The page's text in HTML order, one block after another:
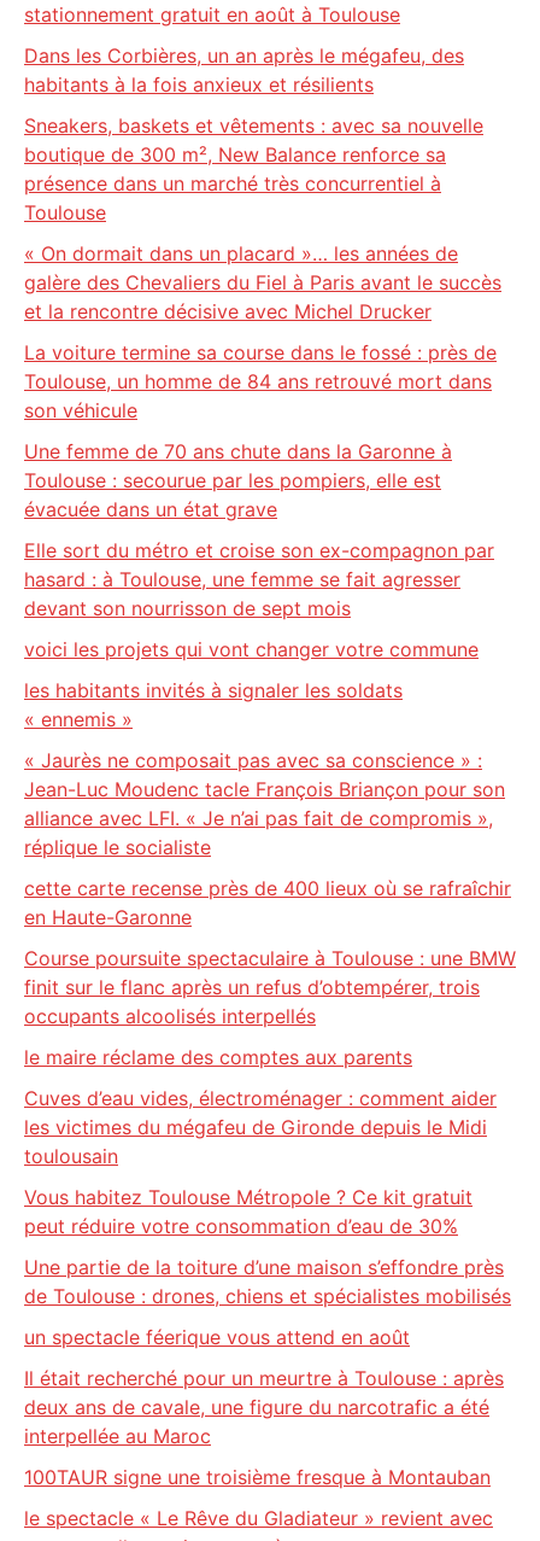
stationnement gratuit en août à Toulouse
Dans les Corbières, un an après le mégafeu, des
habitants à la fois anxieux et résilients
Sneakers, baskets et vêtements : avec sa nouvelle
boutique de 300 m², New Balance renforce sa
présence dans un marché très concurrentiel à
Toulouse
« On dormait dans un placard »… les années de
galère des Chevaliers du Fiel à Paris avant le succès
et la rencontre décisive avec Michel Drucker
La voiture termine sa course dans le fossé : près de
Toulouse, un homme de 84 ans retrouvé mort dans
son véhicule
Une femme de 70 ans chute dans la Garonne à
Toulouse : secourue par les pompiers, elle est
évacuée dans un état grave
Elle sort du métro et croise son ex-compagnon par
hasard : à Toulouse, une femme se fait agresser
devant son nourrisson de sept mois
voici les projets qui vont changer votre commune
les habitants invités à signaler les soldats
« ennemis »
« Jaurès ne composait pas avec sa conscience » :
Jean-Luc Moudenc tacle François Briançon pour son
alliance avec LFI. « Je n’ai pas fait de compromis »,
réplique le socialiste
cette carte recense près de 400 lieux où se rafraîchir
en Haute-Garonne
Course poursuite spectaculaire à Toulouse : une BMW
finit sur le flanc après un refus d’obtempérer, trois
occupants alcoolisés interpellés
le maire réclame des comptes aux parents
Cuves d’eau vides, électroménager : comment aider
les victimes du mégafeu de Gironde depuis le Midi
toulousain
Vous habitez Toulouse Métropole ? Ce kit gratuit
peut réduire votre consommation d’eau de 30%
Une partie de la toiture d’une maison s’effondre près
de Toulouse : drones, chiens et spécialistes mobilisés
un spectacle féerique vous attend en août
Il était recherché pour un meurtre à Toulouse : après
deux ans de cavale, une figure du narcotrafic a été
interpellée au Maroc
100TAUR signe une troisième fresque à Montauban
le spectacle « Le Rêve du Gladiateur » revient avec